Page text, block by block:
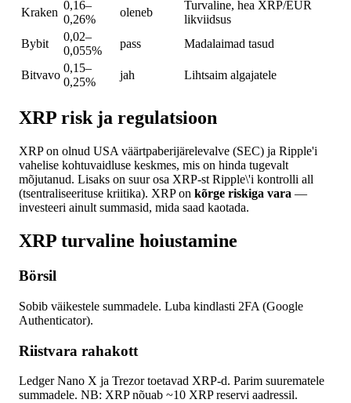
Kraken
0,16–
0,26%
oleneb
Turvaline, hea XRP/EUR
likviidsus
Bybit
0,02–
0,055%
pass Madalaimad tasud
Bitvavo
0,15–
0,25%
jah Lihtsaim algajatele
XRP risk ja regulatsioon
XRP on olnud USA väärtpaberijärelevalve (SEC) ja Ripple'i
vahelise kohtuvaidluse keskmes, mis on hinda tugevalt
mõjutanud. Lisaks on suur osa XRP-st Ripple\'i kontrolli all
(tsentraliseerituse kriitika). XRP on kõrge riskiga vara —
investeeri ainult summasid, mida saad kaotada.
XRP turvaline hoiustamine
Börsil
Sobib väikestele summadele. Luba kindlasti 2FA (Google
Authenticator).
Riistvara rahakott
Ledger Nano X ja Trezor toetavad XRP-d. Parim suurematele
summadele. NB: XRP nõuab ~10 XRP reservi aadressil.